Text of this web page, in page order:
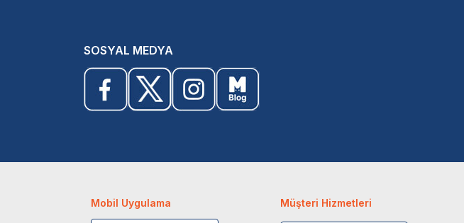
SOSYAL MEDYA
Mobil Uygulama Müşteri Hizmetleri